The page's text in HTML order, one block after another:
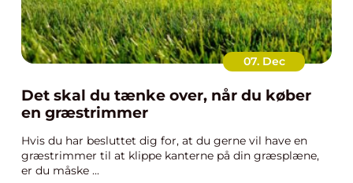
07. Dec
Det skal du tænke over, når du køber
en græstrimmer
Hvis du har besluttet dig for, at du gerne vil have en
græstrimmer til at klippe kanterne på din græsplæne,
er du måske ...